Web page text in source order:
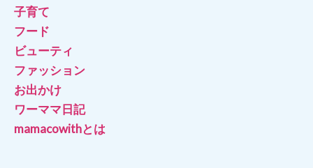
子育て
フード
ビューティ
ファッション
お出かけ
ワーママ日記
mamacowithとは